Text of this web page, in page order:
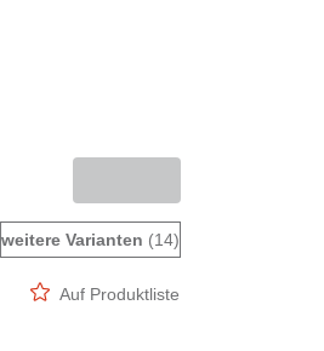
weitere Varianten (14)
Auf Produktliste